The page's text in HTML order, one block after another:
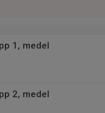
1, medel
2, medel